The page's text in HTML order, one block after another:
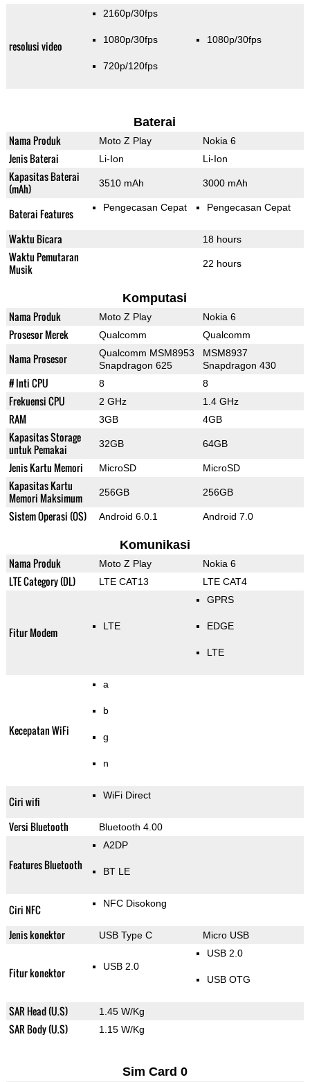
resolusi video
2160p/30fps
1080p/30fps
720p/120fps
1080p/30fps
Baterai
Nama Produk Moto Z Play Nokia 6
Jenis Baterai Li-Ion Li-Ion
Kapasitas Baterai
(mAh)
3510 mAh 3000 mAh
Baterai Features Pengecasan Cepat Pengecasan Cepat
Waktu Bicara 18 hours
Waktu Pemutaran
Musik
22 hours
Komputasi
Nama Produk Moto Z Play Nokia 6
Prosesor Merek Qualcomm Qualcomm
Nama Prosesor
Qualcomm MSM8953
Snapdragon 625
MSM8937
Snapdragon 430
# Inti CPU 8 8
Frekuensi CPU 2 GHz 1.4 GHz
RAM 3GB 4GB
Kapasitas Storage
untuk Pemakai
32GB 64GB
Jenis Kartu Memori MicroSD MicroSD
Kapasitas Kartu
Memori Maksimum
256GB 256GB
Sistem Operasi (OS) Android 6.0.1 Android 7.0
Komunikasi
Nama Produk Moto Z Play Nokia 6
LTE Category (DL) LTE CAT13 LTE CAT4
Fitur Modem LTE
GPRS
EDGE
LTE
Kecepatan WiFi
a
b
g
n
Ciri wifi WiFi Direct
Versi Bluetooth Bluetooth 4.00
Features Bluetooth
A2DP
BT LE
Ciri NFC NFC Disokong
Jenis konektor USB Type C Micro USB
Fitur konektor USB 2.0
USB 2.0
USB OTG
SAR Head (U.S) 1.45 W/Kg
SAR Body (U.S) 1.15 W/Kg
Sim Card 0